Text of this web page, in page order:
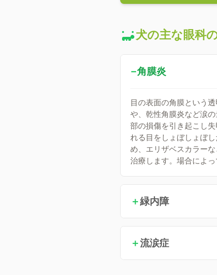
犬の主な眼科
−角膜炎
目の表面の角膜という
や、乾性角膜炎など涙
部の損傷を引き起こし
れる目をしょぼしょぼ
め、エリザベスカラー
治療します。場合によ
＋緑内障
＋流涙症